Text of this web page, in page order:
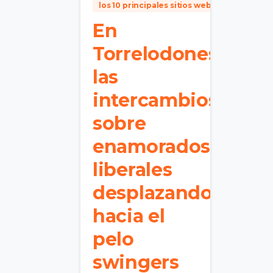
los 10 principales sitios web de novias por
En
Torrelodones,
las
intercambios
sobre
enamorados
liberales
desplazandolo
hacia el
pelo
swingers